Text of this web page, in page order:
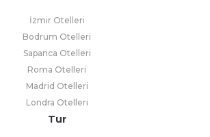
İzmir Otelleri
Bodrum Otelleri
Sapanca Otelleri
Roma Otelleri
Madrid Otelleri
Londra Otelleri
Tur